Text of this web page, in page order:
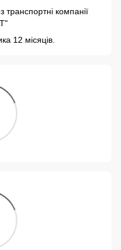
транспортні компанії
12 місяців.